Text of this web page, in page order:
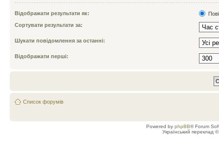
Відображати результати як:
Сортувати результати за:
Шукати повідомлення за останні:
Відображати перші:
Список форумів
Powered by phpBB® Forum
Український переклад